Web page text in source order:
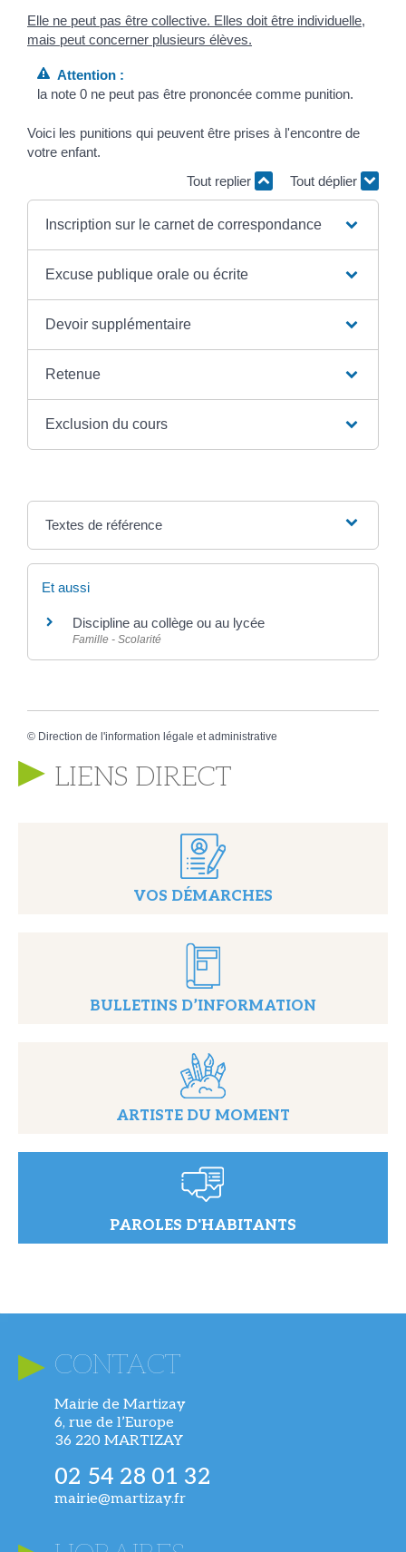
Elle ne peut pas être collective. Elles doit être individuelle,
mais peut concerner plusieurs élèves.
Attention :
la note 0 ne peut pas être prononcée comme punition.
Voici les punitions qui peuvent être prises à l'encontre de
votre enfant.
Tout replier
Tout déplier
Inscription sur le carnet de correspondance
Excuse publique orale ou écrite
Devoir supplémentaire
Retenue
Exclusion du cours
Textes de référence
Et aussi
Discipline au collège ou au lycée
Famille - Scolarité
© Direction de l'information légale et administrative
LIENS DIRECT
VOS DÉMARCHES
BULLETINS D’INFORMATION
ARTISTE DU MOMENT
PAROLES D'HABITANTS
CONTACT
Mairie de Martizay
6, rue de l’Europe
36 220 MARTIZAY
02 54 28 01 32
mairie@martizay.fr